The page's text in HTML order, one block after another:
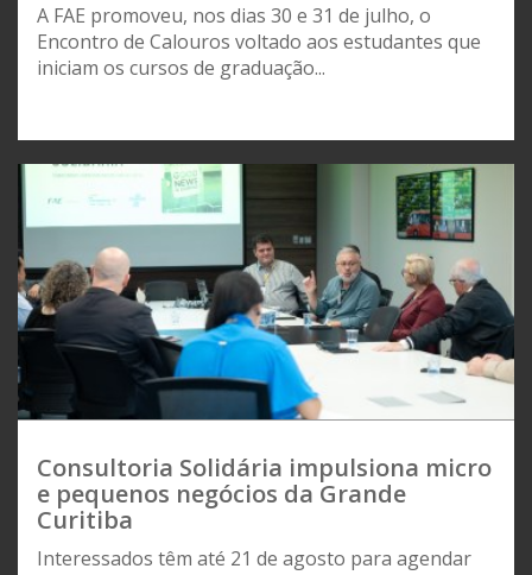
A FAE promoveu, nos dias 30 e 31 de julho, o
Encontro de Calouros voltado aos estudantes que
iniciam os cursos de graduação...
Consultoria Solidária impulsiona micro
e pequenos negócios da Grande
Curitiba
Interessados têm até 21 de agosto para agendar